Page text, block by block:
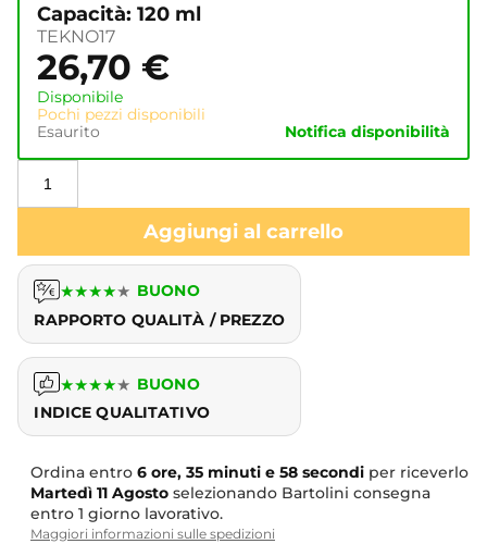
Capacità: 120 ml
TEKNO17
26,70 €
Disponibile
Pochi pezzi disponibili
Esaurito
Notifica disponibilità
Aggiungi al carrello
★★★★★ BUONO
RAPPORTO QUALITÀ / PREZZO
★★★★★ BUONO
INDICE QUALITATIVO
Ordina entro 6 ore, 35 minuti e 58 secondi per riceverlo
Martedì 11 Agosto selezionando Bartolini consegna
entro 1 giorno lavorativo.
Maggiori informazioni sulle spedizioni